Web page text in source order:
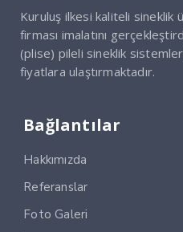
Kuruluş ilkesi kaliteli sineklik
firması imalatını
(plise) pileli sineklik
fiyatlara ulaştırmaktadır.
Bağlantılar
Hakkımızda
Referanslar
Foto Galeri